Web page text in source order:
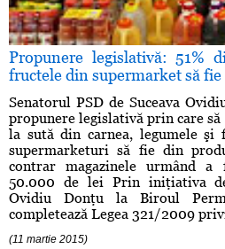
Propunere legislativă: 51%
fructele din supermarket să
Senatorul PSD de Suceava
propunere legislativă prin care
la sută din carnea, legumele şi
supermarketuri să fie din
contrar magazinele urmând
50.000 de lei Prin iniţiativa
Ovidiu Donţu la Biroul
completează Legea 321/2009
(11 martie 2015)